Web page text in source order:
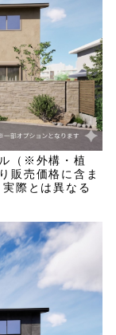
（※外構・植
販売価格に含ま
際とは異なる